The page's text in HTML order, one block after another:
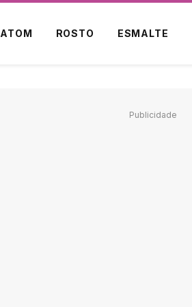
ROSTO ESMALTE
Publicidade